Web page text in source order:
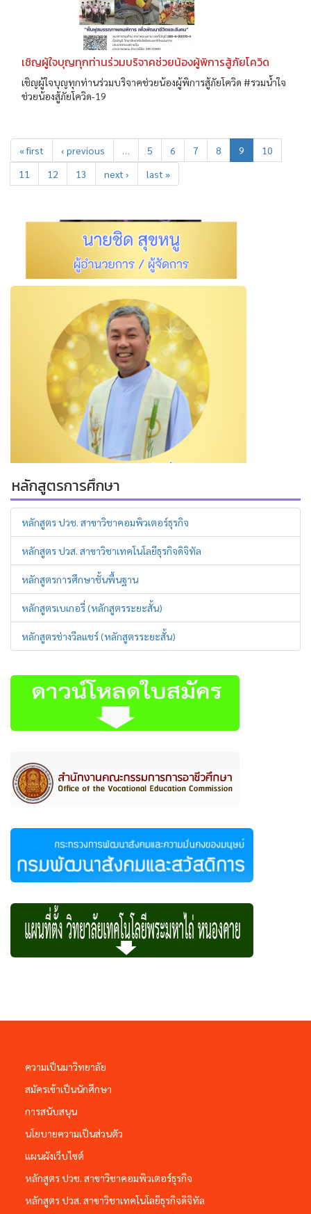
เชิญผู้ใจบุญทุกท่านร่วมบริจาคช่วยน้องผู้พิการสู้ภัยโควิด
เชิญผู้ใจบุญทุกท่านร่วมบริจาคช่วยน้องผู้พิการสู้ภัยโควิด #รวมน้ำใจ
ช่วยน้องสู้ภัยโควิด-19
« first ‹ previous … 5 6 7 8 9
10
11
12 13 next › last »
หลักสูตรการศึกษา
หลักสูตร ปวช. สาขาวิชาคอมพิวเตอร์ธุรกิจ
หลักสูตร ปวส. สาขาวิชาเทคโนโลยีธุรกิจดิจิทัล
หลักสูตรการศึกษาชั้นพื้นฐาน
หลักสูตรเบเกอรี่ (หลักสูตรระยะสั้น)
หลักสูตรช่างวีลแชร์ (หลักสูตรระยะสั้น)
ความเป็นมาวิทยาลัย
สมัครเข้าเป็นนักศึกษา
การสนับสนุน
นโยบายความเป็นส่วนตัว
แผนผังเว็บไซต์
หลักสูตร ปวช. สาขาวิชาคอมพิวเตอร์ธุรกิจ
หลักสูตร ปวส. สาขาวิชาเทคโนโลยีธุรกิจดิจิทัล